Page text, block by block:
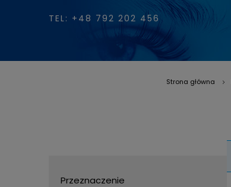
TEL: +48 792 202 456
Strona główna
Przeznaczenie